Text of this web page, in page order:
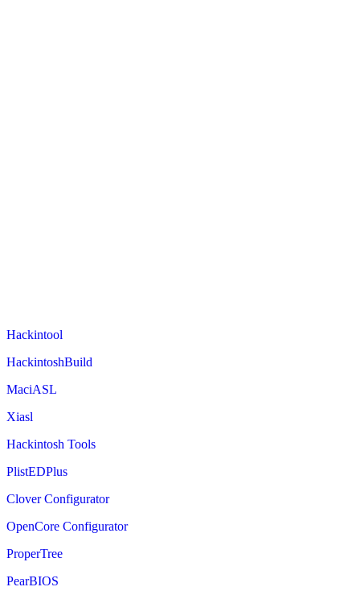
Hackintool
HackintoshBuild
MaciASL
Xiasl
Hackintosh Tools
PlistEDPlus
Clover Configurator
OpenCore Configurator
ProperTree
PearBIOS